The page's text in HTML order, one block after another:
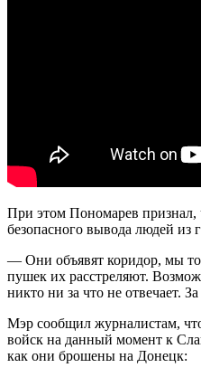
При этом Пономарев признал,
безопасного вывода людей из
— Они объявят коридор, мы
пушек их расстреляют.
никто ни за что не отвечает.
Мэр сообщил журналистам,
войск на данный момент к
как они брошены на Донецк: